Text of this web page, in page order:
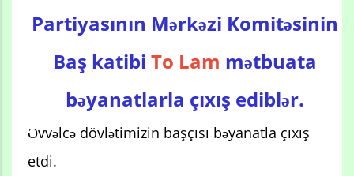
Partiyasının Mərkəzi Komitəsinin
Baş katibi To Lam mətbuata
bəyanatlarla çıxış ediblər.
Əvvəlcə dövlətimizin başçısı bəyanatla çıxış
etdi.